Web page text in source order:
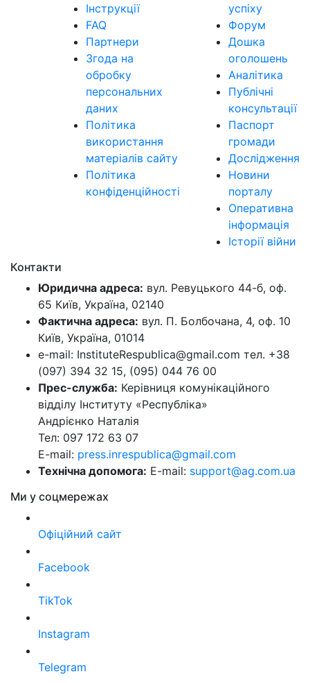
Інструкції
FAQ
Партнери
Згода на
обробку
персональних
даних
Політика
використання
матеріалів сайту
Політика
конфіденційності
успіху
Форум
Дошка
оголошень
Аналітика
Публічні
консультації
Паспорт
громади
Дослідження
Новини
порталу
Оперативна
інформація
Історії війни
Контакти
Юридична адреса: вул. Ревуцького 44-б, оф.
65 Київ, Україна, 02140
Фактична адреса: вул. П. Болбочана, 4, оф. 10
Київ, Україна, 01014
e-mail: InstituteRespublica@gmail.com тел. +38
(097) 394 32 15, (095) 044 76 00
Прес-служба: Керівниця комунікаційного
відділу Інституту «Республіка»
Андрієнко Наталія
Тел: 097 172 63 07
E-mail: press.inrespublica@gmail.com
Технічна допомога: E-mail: support@ag.com.ua
Ми у соцмережах
Офіційний сайт
Facebook
TikTok
Instagram
Telegram